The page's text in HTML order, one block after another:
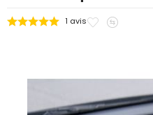
1 avis
Ajouter